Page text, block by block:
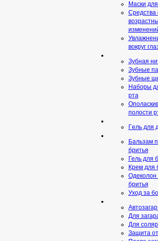
Маски для
Средства
вокруг
Зубная
Зубные
Зубные
Наборы
рта
полости
Гeль для
Бальзам
бритья
Гель для
Крем для
Одеколон
бритья
Уход за
Для
Для
Защита